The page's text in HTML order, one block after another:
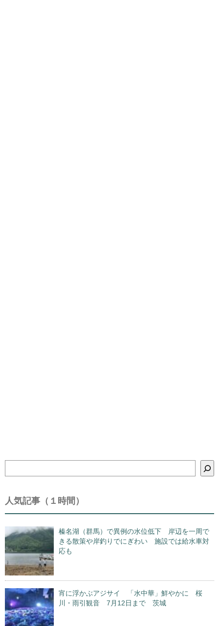
索
人気記事（１時間）
榛名湖（群馬）で異例の水位低下 岸辺を一周で
きる散策や岸釣りでにぎわい 施設では給水車対
応も
宵に浮かぶアジサイ 「水中華」鮮やかに 桜
川・雨引観音 7月12日まで 茨城